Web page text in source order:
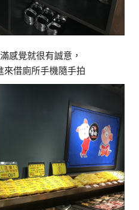
感覺就很有誠意，
來借廁所手機隨手拍